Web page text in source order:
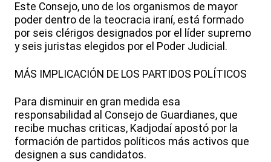
Este Consejo, uno de los organismos de mayor
poder dentro de la teocracia iraní, está formado
por seis clérigos designados por el líder supremo
y seis juristas elegidos por el Poder Judicial.
MÁS IMPLICACIÓN DE LOS PARTIDOS POLÍTICOS
Para disminuir en gran medida esa
responsabilidad al Consejo de Guardianes, que
recibe muchas criticas, Kadjodaí apostó por la
formación de partidos políticos más activos que
designen a sus candidatos.